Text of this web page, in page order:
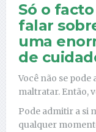
Só o
falar
uma
de
Você não se
maltratar. Então,
Pode admitir a si
qualquer